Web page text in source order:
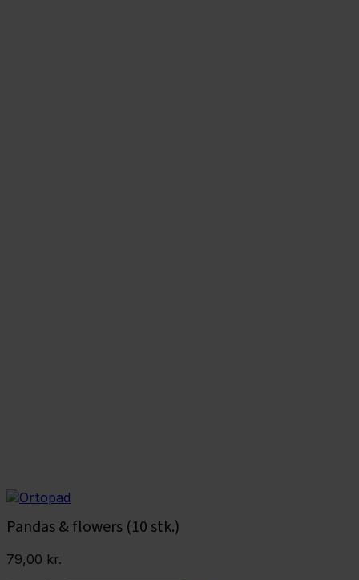
Pandas & flowers (10 stk.)
79,00 kr.